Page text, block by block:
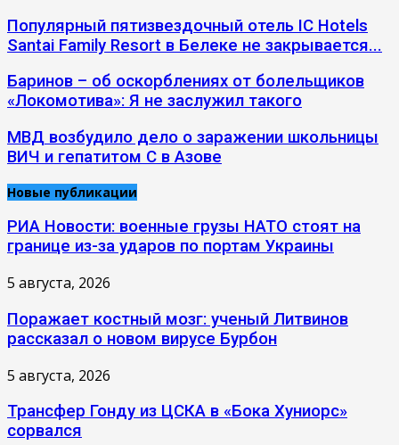
Популярный пятизвездочный отель IC Hotels
Santai Family Resort в Белеке не закрывается...
Баринов – об оскорблениях от болельщиков
«Локомотива»: Я не заслужил такого
МВД возбудило дело о заражении школьницы
ВИЧ и гепатитом С в Азове
Новые публикации
РИА Новости: военные грузы НАТО стоят на
границе из-за ударов по портам Украины
5 августа, 2026
Поражает костный мозг: ученый Литвинов
рассказал о новом вирусе Бурбон
5 августа, 2026
Трансфер Гонду из ЦСКА в «Бока Хуниорс»
сорвался